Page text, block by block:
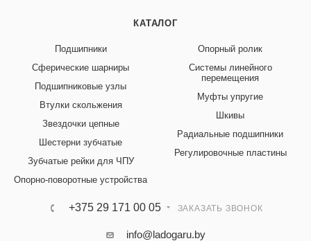
КАТАЛОГ
Подшипники
Сферические шарниры
Подшипниковые узлы
Втулки скольжения
Звездочки цепные
Шестерни зубчатые
Зубчатые рейки для ЧПУ
Опорно-поворотные устройства
Опорный ролик
Системы линейного
перемещения
Муфты упругие
Шкивы
Радиальные подшипники
Регулировочные пластины
+375 29 171 00 05 ЗАКАЗАТЬ ЗВОНОК
info@ladogaru.by